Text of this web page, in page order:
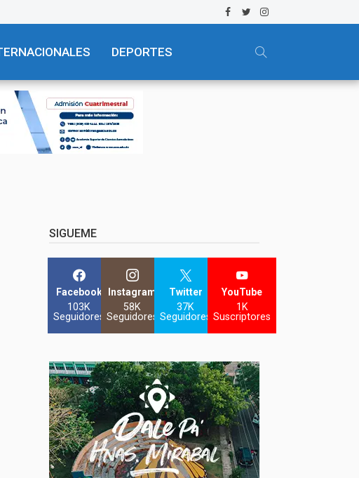
DEPORTES
SIGUEME
Facebook
103K
Seguidores
Instagram
58K
Seguidores
Twitter
37K
Seguidores
YouTube
1K
Suscriptores